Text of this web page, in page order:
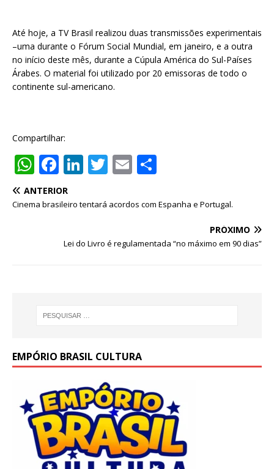
Até hoje, a TV Brasil realizou duas transmissões experimentais
–uma durante o Fórum Social Mundial, em janeiro, e a outra
no início deste mês, durante a Cúpula América do Sul-Países
Árabes. O material foi utilizado por 20 emissoras de todo o
continente sul-americano.
Compartilhar:
W
h
at
F
a
c
b
Li
k
dI
T
it
r
E
ai ar
ANTERIOR
Cinema brasileiro tentará acordos com Espanha e Portugal.
PRÓXIMO
Lei do Livro é regulamentada “no máximo em 90 dias”
EMPÓRIO BRASIL CULTURA